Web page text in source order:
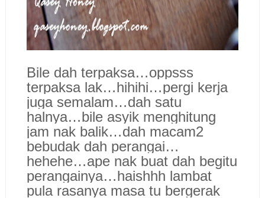
Bile dah terpaksa…oppsss
terpaksa lak…hihihi…pergi kerja
juga semalam…dah satu
halnya…bile asyik menghitung
jam nak balik…dah macam2
bebudak dah perangai…
hehehe…ape nak buat dah begitu
perangainya…haishhh lambat
pula rasanya masa tu bergerak